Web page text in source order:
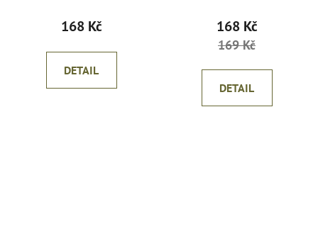
168 Kč
DETAIL
168 Kč
169 Kč
DETAIL